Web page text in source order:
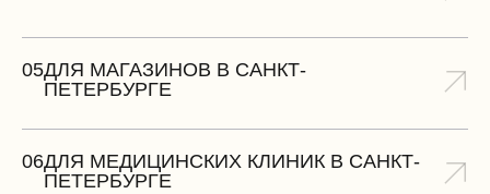
05ДЛЯ МАГАЗИНОВ В САНКТ-
ПЕТЕРБУРГЕ
06ДЛЯ МЕДИЦИНСКИХ КЛИНИК В САНКТ-
ПЕТЕРБУРГЕ